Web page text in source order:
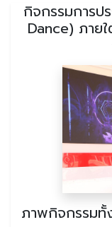
กิจกรรมการป
Dance) ภาย
ภาพกิจกรรมทั้